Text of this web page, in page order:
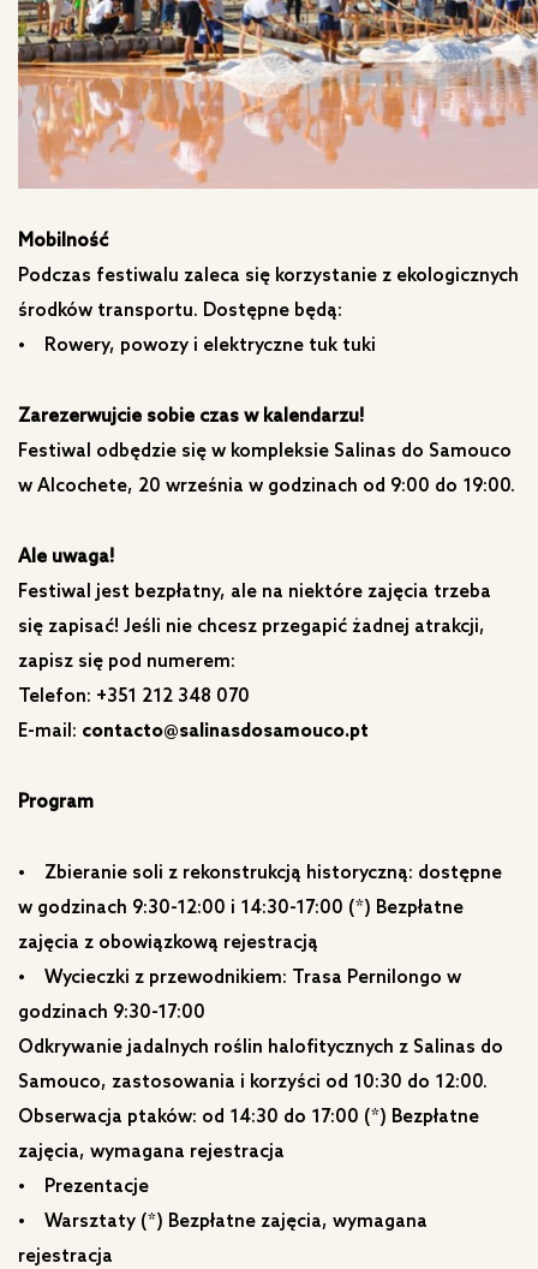
Mobilność
Podczas festiwalu zaleca się korzystanie z ekologicznych
środków transportu. Dostępne będą:
• Rowery, powozy i elektryczne tuk tuki
Zarezerwujcie sobie czas w kalendarzu!
Festiwal odbędzie się w kompleksie Salinas do Samouco
w Alcochete, 20 września w godzinach od 9:00 do 19:00.
Ale uwaga!
Festiwal jest bezpłatny, ale na niektóre zajęcia trzeba
się zapisać! Jeśli nie chcesz przegapić żadnej atrakcji,
zapisz się pod numerem:
Telefon: +351 212 348 070
E-mail: contacto@salinasdosamouco.pt
Program
• Zbieranie soli z rekonstrukcją historyczną: dostępne
w godzinach 9:30-12:00 i 14:30-17:00 (*) Bezpłatne
zajęcia z obowiązkową rejestracją
• Wycieczki z przewodnikiem: Trasa Pernilongo w
godzinach 9:30-17:00
Odkrywanie jadalnych roślin halofitycznych z Salinas do
Samouco, zastosowania i korzyści od 10:30 do 12:00.
Obserwacja ptaków: od 14:30 do 17:00 (*) Bezpłatne
zajęcia, wymagana rejestracja
• Prezentacje
• Warsztaty (*) Bezpłatne zajęcia, wymagana
rejestracja